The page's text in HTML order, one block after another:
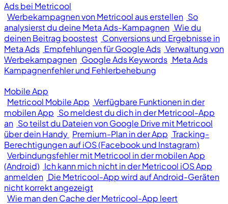
Ads bei Metricool
Werbekampagnen von Metricool aus erstellen So
analysierst du deine Meta Ads-Kampagnen Wie du
deinen Beitrag boostest Conversions und Ergebnisse in
Meta Ads Empfehlungen für Google Ads Verwaltung von
Werbekampagnen Google Ads Keywords Meta Ads
Kampagnenfehler und Fehlerbehebung
Mobile App
Metricool Mobile App Verfügbare Funktionen in der
mobilen App So meldest du dich in der Metricool-App
an So teilst du Dateien von Google Drive mit Metricool
über dein Handy Premium-Plan in der App Tracking-
Berechtigungen auf iOS (Facebook und Instagram)
Verbindungsfehler mit Metricool in der mobilen App
(Android) Ich kann mich nicht in der Metricool iOS App
anmelden Die Metricool-App wird auf Android-Geräten
nicht korrekt angezeigt
Wie man den Cache der Metricool-App leert